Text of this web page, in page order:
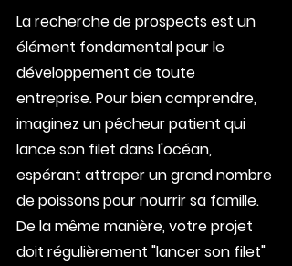
La recherche de prospects est un
élément fondamental pour le
développement de toute
entreprise. Pour bien comprendre,
imaginez un pêcheur patient qui
lance son filet dans l'océan,
espérant attraper un grand nombre
de poissons pour nourrir sa famille.
De la même manière, votre projet
doit régulièrement "lancer son filet"